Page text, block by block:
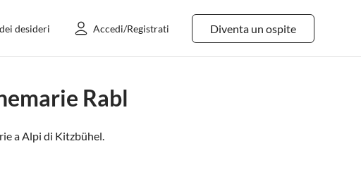
Diventa un ospite
desideri Accedi/Registrati
Rabl
aAlpi di Kitzbühel.